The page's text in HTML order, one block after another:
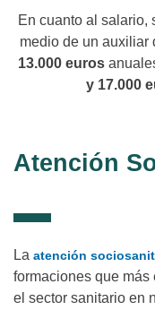
En cuanto al salario,
medio de un auxiliar
13.000 euros
y 17.000
Atención
La atención
formaciones que más
el sector sanitario en